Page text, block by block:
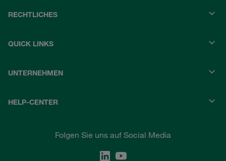
RECHTLICHES
QUICK LINKS
UNTERNEHMEN
HELP-CENTER
Folgen Sie uns auf Social Media